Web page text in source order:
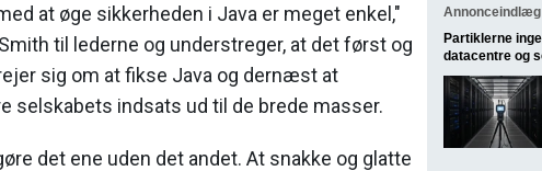
Partiklerne
datacentre og
at øge sikkerheden i Java er meget enkel,"
til lederne og understreger, at det først og
sig om at fikse Java og dernæst at
selskabets indsats ud til de brede masser.
det ene uden det andet. At snakke og glatte